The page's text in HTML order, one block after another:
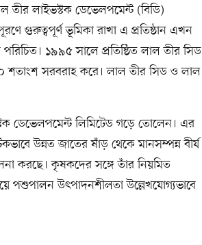
লাইভস্টক ডেভেলপমেন্ট (বিডি)
গুরুত্বপূর্ণ ভূমিকা রাখা এ প্রতিষ্ঠান এখন
১৯৯৫ সালে প্রতিষ্ঠিত লাল তীর সিড
শতাংশ সরবরাহ করে। লাল তীর সিড ও লাল
ডেভেলপমেন্ট লিমিটেড গড়ে তোলেন। এর
উন্নত জাতের ষাঁড় থেকে মানসম্পন্ন বীর্য
করছে। কৃষকদের সঙ্গে তাঁর নিয়মিত
পশুপালন উৎপাদনশীলতা উল্লেখযোগ্যভাবে